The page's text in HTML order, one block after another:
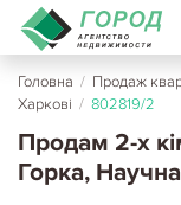
Головна / Продаж
Харкові / 802819/2
Продам 2-х
Горка,